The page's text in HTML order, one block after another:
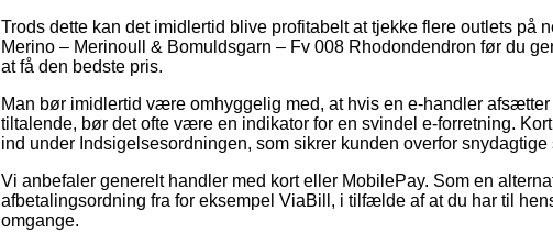
Trods dette kan det imidlertid blive profitabelt at tjekke flere outlets på
Merino – Merinoull & Bomuldsgarn – Fv 008 Rhodondendron før du
at få den bedste pris.
Man bør imidlertid være omhyggelig med, at hvis en e-handler
tiltalende, bør det ofte være en indikator for en svindel e-forretning.
ind under Indsigelsesordningen, som sikrer kunden overfor snydagtige
Vi anbefaler generelt handler med kort eller MobilePay. Som en
afbetalingsordning fra for eksempel ViaBill, i tilfælde af at du har til
omgange.